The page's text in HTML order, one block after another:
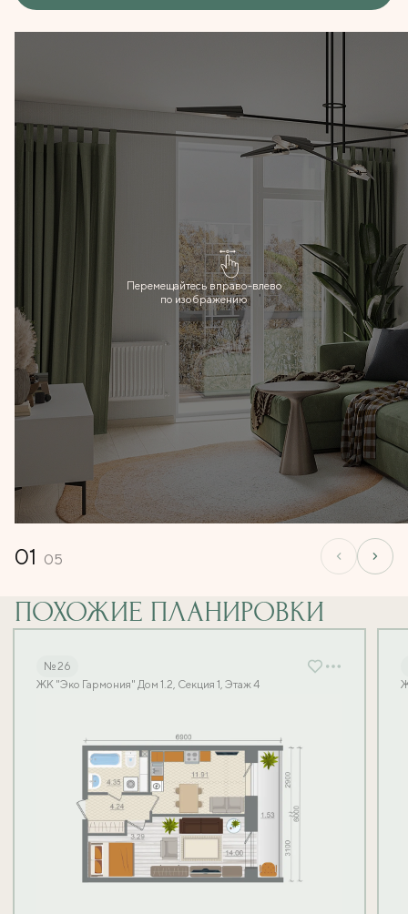
Перемещайтесь вправо-влево
по изображению
01 05
ПОХОЖИЕ ПЛАНИРОВКИ
№ 26
ЖК "Эко Гармония" Дом 1.2, Секция 1, Этаж 4